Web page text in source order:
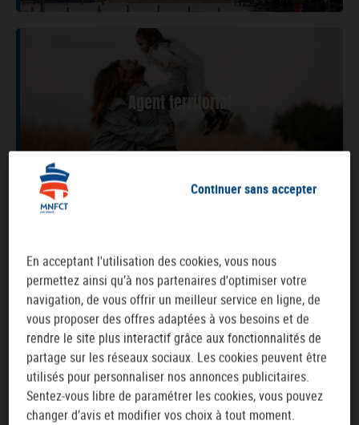
Agent territorial
Agent retraité
Réaliser un devis
En acceptant l'utilisation des cookies, vous nous
permettez ainsi qu’à nos partenaires d'optimiser votre
navigation, de vous offrir un meilleur service en ligne, de
vous proposer des offres adaptées à vos besoins et de
rendre le site plus interactif grâce aux fonctionnalités de
partage sur les réseaux sociaux. Les cookies peuvent être
utilisés pour personnaliser nos annonces publicitaires.
Sentez-vous libre de paramétrer les cookies, vous pouvez
changer d’avis et modifier vos choix à tout moment.
Continuer sans accepter